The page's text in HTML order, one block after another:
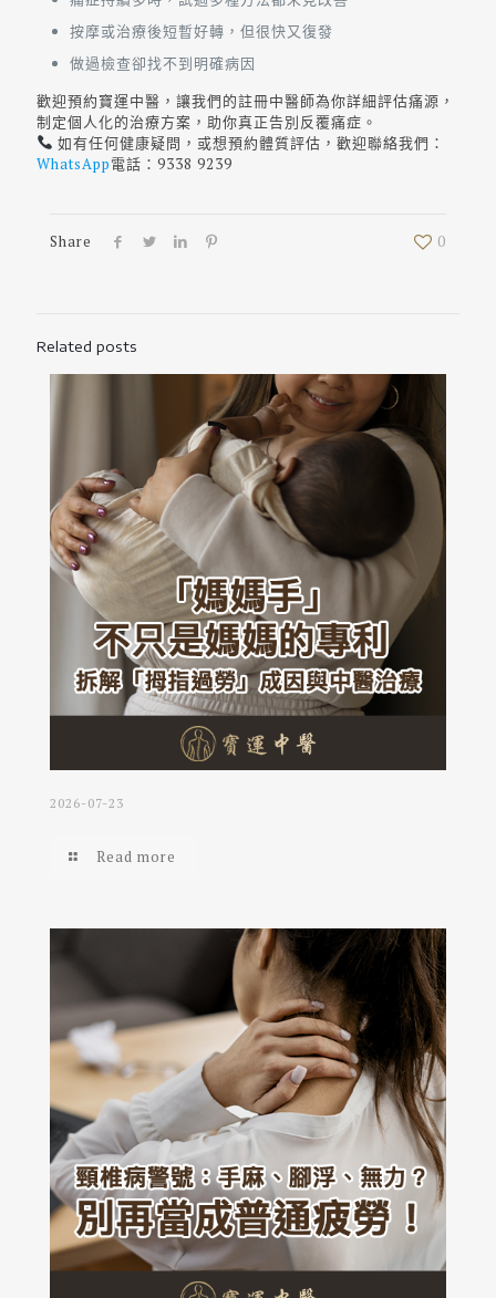
按摩或治療後短暫好轉，但很快又復發
做過檢查卻找不到明確病因
歡迎預約寶運中醫，讓我們的註冊中醫師為你詳細評估痛源，
制定個人化的治療方案，助你真正告別反覆痛症。
如有任何健康疑問，或想預約體質評估，歡迎聯絡我們：
WhatsApp電話：9338 9239
Share 0
Related posts
2026-07-23
Read more